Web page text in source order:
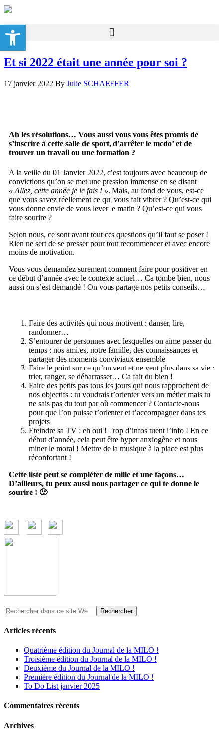
Et si 2022 était une année pour soi ?
17 janvier 2022 By Julie SCHAEFFER
Ah les résolutions… Vous aussi vous vous êtes promis de
s’inscrire à cette salle de sport, d’arrêter le mcdo’ et de
trouver un travail ou une formation ?
A la veille du 01 Janvier 2022, c’est toujours avec beaucoup de
convictions qu’on se met une pression immense en se disant
« Allez, cette année je le fais ! ». Mais, au fond de vous, est-ce
que vous savez réellement ce qui vous fait vibrer ? Qu’est-ce qui
vous donne envie de vous lever le matin ? Qu’est-ce qui vous
faire sourire ?
Selon nous, ce sont avant tout ces questions qu’il faut se poser !
Rien ne sert de se presser pour tout recommencer et avec encore
moins de motivation.
Vous vous demandez surement comment faire pour positiver en
ce début d’année avec le contexte actuel… Ca tombe bien, nous
aussi on s’est demandé ! On vous partage nos petits conseils…
Faire des activités qui nous motivent : danser, lire,
randonner…
S’entourer de personnes avec lesquelles on aime passer du
temps : nos ami.es, notre famille, des connaissances et
partager des moments conviviaux ensemble
Faire le point sur ce qu’on veut et ne veut plus dans sa vie :
trier, ranger, se débarrasser… Ca fait du bien !
Faire des petits pas tous les jours qui nous rapprochent de
nos objectifs : tu voudrais t’orienter vers un métier mais tu
ne sais pas du tout par où commencer ? Contacte-nous
pour que l’on puisse t’orienter et t’accompagner dans tes
projets
Eteindre sa TV : eh oui ! Trop d’infos tuent l’info ! En ce
début d’année, cela peut être hyper anxiogène et nous
miner le moral ! Mettre de la musique à la place est plus
réconfortant !
Cette liste peut se compléter de mille et une façons…
D’ailleurs, tu peux aussi nous partager ce qui te donne le
sourire ! 🙂
Articles récents
Quatrième édition du Journal de la MILO !
Troisième édition du Journal de la MILO !
Deuxième du Journal de la MILO !
Première édition du Journal de la MILO !
To Do List janvier 2025
Commentaires récents
Archives
Ouvrir la barre d’outils